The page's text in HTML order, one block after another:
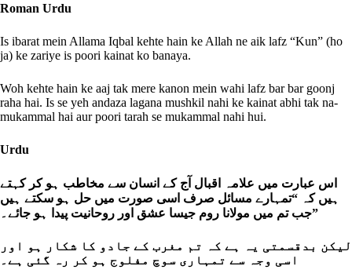
Roman Urdu
Is ibarat mein Allama Iqbal kehte hain ke Allah ne aik lafz “Kun” (ho
ja) ke zariye is poori kainat ko banaya.
Woh kehte hain ke aaj tak mere kanon mein wahi lafz bar bar goonj
raha hai. Is se yeh andaza lagana mushkil nahi ke kainat abhi tak na-
mukammal hai aur poori tarah se mukammal nahi hui.
Urdu
اس عبارت میں علامہ اقبال آج کے انسان سے مخاطب ہو کر کہتے
ہیں کہ “تمہارے مسائل صرف اسی صورت میں حل ہو سکتے ہیں
جب تم میں مولانا روم جیسا عشق اور روحانیت پیدا ہو جائے۔”
لیکن بدقسمتی یہ ہے کہ تم مغرب کے جادو کا شکار ہو اور
اسی وجہ سے تمہاری سوچ مفلوج ہو کر رہ گئی ہے۔